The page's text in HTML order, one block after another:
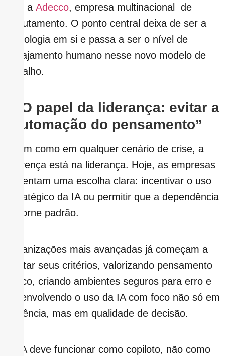
com a Adecco, empresa multinacional de
recrutamento. O ponto central deixa de ser a
tecnologia em si e passa a ser o nível de
engajamento humano nesse novo modelo de
trabalho.
3. O papel da liderança: evitar a
“automação do pensamento”
Assim como em qualquer cenário de crise, a
diferença está na liderança. Hoje, as empresas
enfrentam uma escolha clara: incentivar o uso
estratégico da IA ou permitir que a dependência
se torne padrão.
Organizações mais avançadas já começam a
ajustar seus critérios, valorizando pensamento
crítico, criando ambientes seguros para erro e
desenvolvendo o uso da IA com foco não só em
eficiência, mas em qualidade de decisão.
“A IA deve funcionar como copiloto, não como